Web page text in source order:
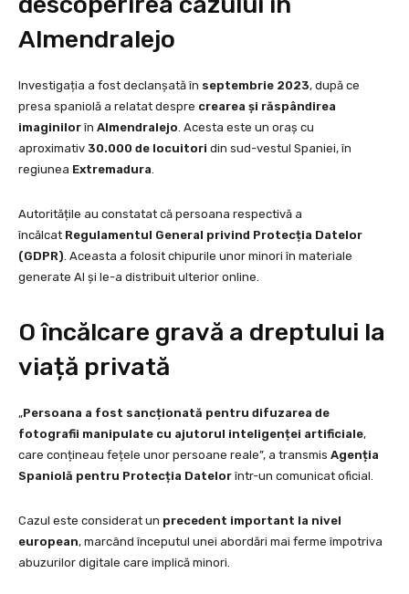
Almendralejo
Investigația a fost declanșată în septembrie 2023, după ce
presa spaniolă a relatat despre crearea și răspândirea
imaginilorîn Almendralejo. Acesta este un oraș cu
aproximativ 30.000 de locuitori din sud-vestul Spaniei, în
regiunea Extremadura.
Autoritățile au constatat că persoana respectivă a
încălcat Regulamentul General privind Protecția Datelor
(GDPR). Aceasta a folosit chipurile unor minori în materiale
generate AI și le-a distribuit ulterior online.
O încălcare gravă a dreptului la
viață privată
„Persoana a fost sancționată pentru difuzarea de
fotografii manipulate cu ajutorul inteligenței artificiale,
care conțineau fețele unor persoane reale”, a transmis Agenția
Spaniolă pentru Protecția Datelorîntr-un comunicat oficial.
Cazul este considerat un precedent important la nivel
european, marcând începutul unei abordări mai ferme împotriva
abuzurilor digitale care implică minori.